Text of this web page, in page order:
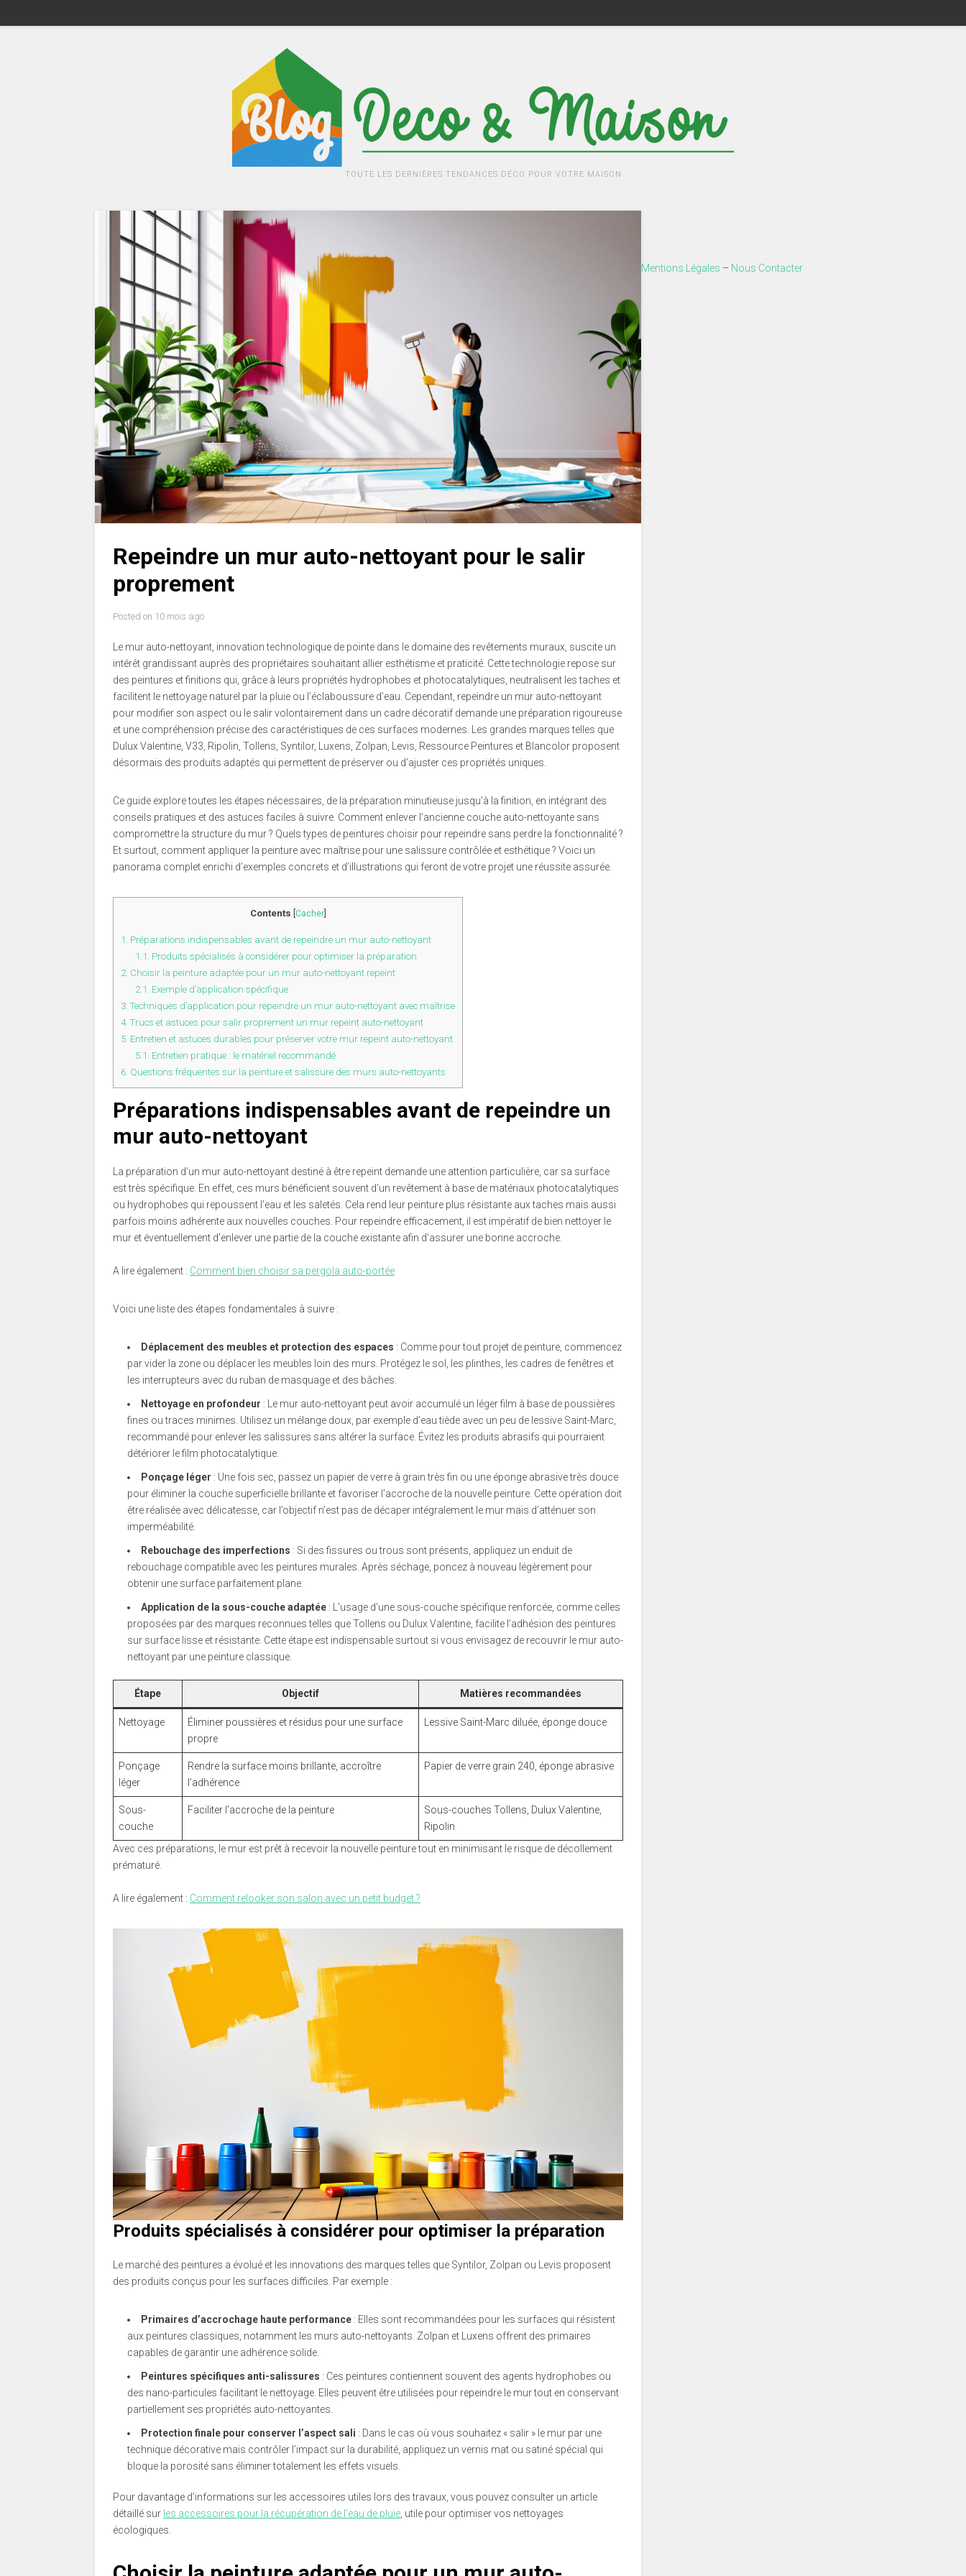
TOUTE LES DERNIÈRES TENDANCES DÉCO POUR VOTRE MAISON
Repeindre un mur auto-nettoyant pour le salir
proprement
Posted on 10 mois ago
Le mur auto-nettoyant, innovation technologique de pointe dans le domaine des revêtements muraux, suscite un
intérêt grandissant auprès des propriétaires souhaitant allier esthétisme et praticité. Cette technologie repose sur
des peintures et finitions qui, grâce à leurs propriétés hydrophobes et photocatalytiques, neutralisent les taches et
facilitent le nettoyage naturel par la pluie ou l’éclaboussure d’eau. Cependant, repeindre un mur auto-nettoyant
pour modifier son aspect ou le salir volontairement dans un cadre décoratif demande une préparation rigoureuse
et une compréhension précise des caractéristiques de ces surfaces modernes. Les grandes marques telles que
Dulux Valentine, V33, Ripolin, Tollens, Syntilor, Luxens, Zolpan, Levis, Ressource Peintures et Blancolor proposent
désormais des produits adaptés qui permettent de préserver ou d’ajuster ces propriétés uniques.
Ce guide explore toutes les étapes nécessaires, de la préparation minutieuse jusqu’à la finition, en intégrant des
conseils pratiques et des astuces faciles à suivre. Comment enlever l’ancienne couche auto-nettoyante sans
compromettre la structure du mur ? Quels types de peintures choisir pour repeindre sans perdre la fonctionnalité ?
Et surtout, comment appliquer la peinture avec maîtrise pour une salissure contrôlée et esthétique ? Voici un
panorama complet enrichi d’exemples concrets et d’illustrations qui feront de votre projet une réussite assurée.
Contents Cacher]
1. Préparations indispensables avant de repeindre un mur auto-nettoyant
1.1. Produits spécialisés à considérer pour optimiser la préparation
2. Choisir la peinture adaptée pour un mur auto-nettoyant repeint
2.1. Exemple d’application spécifique
3. Techniques d’application pour repeindre un mur auto-nettoyant avec maîtrise
4. Trucs et astuces pour salir proprement un mur repeint auto-nettoyant
5. Entretien et astuces durables pour préserver votre mur repeint auto-nettoyant
5.1. Entretien pratique : le matériel recommandé
6. Questions fréquentes sur la peinture et salissure des murs auto-nettoyants
Préparations indispensables avant de repeindre un
mur auto-nettoyant
La préparation d’un mur auto-nettoyant destiné à être repeint demande une attention particulière, car sa surface
est très spécifique. En effet, ces murs bénéficient souvent d’un revêtement à base de matériaux photocatalytiques
ou hydrophobes qui repoussent l’eau et les saletés. Cela rend leur peinture plus résistante aux taches mais aussi
parfois moins adhérente aux nouvelles couches. Pour repeindre efficacement, il est impératif de bien nettoyer le
mur et éventuellement d’enlever une partie de la couche existante afin d’assurer une bonne accroche.
A lire également : Comment bien choisir sa pergola auto-portée
Voici une liste des étapes fondamentales à suivre :
Déplacement des meubles et protection des espaces : Comme pour tout projet de peinture, commencez
par vider la zone ou déplacer les meubles loin des murs. Protégez le sol, les plinthes, les cadres de fenêtres et
les interrupteurs avec du ruban de masquage et des bâches.
Nettoyage en profondeur : Le mur auto-nettoyant peut avoir accumulé un léger film à base de poussières
fines ou traces minimes. Utilisez un mélange doux, par exemple d’eau tiède avec un peu de lessive Saint-Marc,
recommandé pour enlever les salissures sans altérer la surface. Évitez les produits abrasifs qui pourraient
détériorer le film photocatalytique.
Ponçage léger : Une fois sec, passez un papier de verre à grain très fin ou une éponge abrasive très douce
pour éliminer la couche superficielle brillante et favoriser l’accroche de la nouvelle peinture. Cette opération doit
être réalisée avec délicatesse, car l’objectif n’est pas de décaper intégralement le mur mais d’atténuer son
imperméabilité.
Rebouchage des imperfections : Si des fissures ou trous sont présents, appliquez un enduit de
rebouchage compatible avec les peintures murales. Après séchage, poncez à nouveau légèrement pour
obtenir une surface parfaitement plane.
Application de la sous-couche adaptée : L’usage d’une sous-couche spécifique renforcée, comme celles
proposées par des marques reconnues telles que Tollens ou Dulux Valentine, facilite l’adhésion des peintures
sur surface lisse et résistante. Cette étape est indispensable surtout si vous envisagez de recouvrir le mur auto-
nettoyant par une peinture classique.
Étape Objectif Matières recommandées
Nettoyage
Éliminer poussières et résidus pour une surface
propre
Lessive Saint-Marc diluée, éponge douce
Ponçage
léger
Rendre la surface moins brillante, accroître
l’adhérence
Papier de verre grain 240, éponge abrasive
Sous-
couche
Faciliter l’accroche de la peinture
Sous-couches Tollens, Dulux Valentine,
Ripolin
Avec ces préparations, le mur est prêt à recevoir la nouvelle peinture tout en minimisant le risque de décollement
prématuré.
A lire également : Comment relooker son salon avec un petit budget ?
Produits spécialisés à considérer pour optimiser la préparation
Le marché des peintures a évolué et les innovations des marques telles que Syntilor, Zolpan ou Levis proposent
des produits conçus pour les surfaces difficiles. Par exemple :
Primaires d’accrochage haute performance : Elles sont recommandées pour les surfaces qui résistent
aux peintures classiques, notamment les murs auto-nettoyants. Zolpan et Luxens offrent des primaires
capables de garantir une adhérence solide.
Peintures spécifiques anti-salissures : Ces peintures contiennent souvent des agents hydrophobes ou
des nano-particules facilitant le nettoyage. Elles peuvent être utilisées pour repeindre le mur tout en conservant
partiellement ses propriétés auto-nettoyantes.
Protection finale pour conserver l’aspect sali : Dans le cas où vous souhaitez « salir » le mur par une
technique décorative mais contrôler l’impact sur la durabilité, appliquez un vernis mat ou satiné spécial qui
bloque la porosité sans éliminer totalement les effets visuels.
Pour davantage d’informations sur les accessoires utiles lors des travaux, vous pouvez consulter un article
détaillé sur les accessoires pour la récupération de l’eau de pluie , utile pour optimiser vos nettoyages
écologiques.
Mentions Légales – Nous Contacter